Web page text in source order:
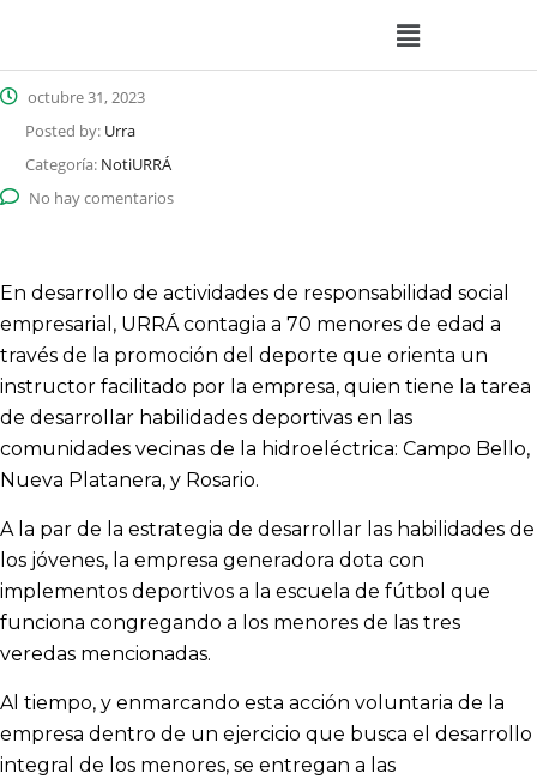
octubre 31, 2023
Posted by: Urra
Categoría: NotiURRÁ
No hay comentarios
En desarrollo de actividades de responsabilidad social
empresarial, URRÁ contagia a 70 menores de edad a
través de la promoción del deporte que orienta un
instructor facilitado por la empresa, quien tiene la tarea
de desarrollar habilidades deportivas en las
comunidades vecinas de la hidroeléctrica: Campo Bello,
Nueva Platanera, y Rosario.
A la par de la estrategia de desarrollar las habilidades de
los jóvenes, la empresa generadora dota con
implementos deportivos a la escuela de fútbol que
funciona congregando a los menores de las tres
veredas mencionadas.
Al tiempo, y enmarcando esta acción voluntaria de la
empresa dentro de un ejercicio que busca el desarrollo
integral de los menores, se entregan a las